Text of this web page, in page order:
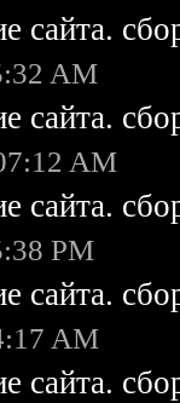
сайта.
AM
сайта.
AM
сайта.
PM
сайта.
AM
сайта.